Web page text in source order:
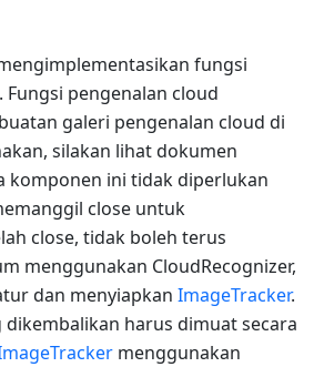
fungsi
pengenalan cloud
galeri pengenalan cloud di
silakan lihat dokumen
komponen ini tidak diperlukan
close untuk
close, tidak boleh terus
menggunakan CloudRecognizer,
dan menyiapkan ImageTracker.
harus dimuat secara
menggunakan